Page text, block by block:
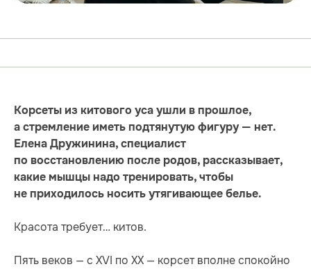
Корсеты из китового уса ушли в прошлое,
а стремление иметь подтянутую фигуру — нет.
Елена Дружинина, специалист
по восстановлению после родов, рассказывает,
какие мышцы надо тренировать, чтобы
не приходилось носить утягивающее белье.
Красота требует… китов.
Пять веков — с XVI по XX — корсет вполне спокойно